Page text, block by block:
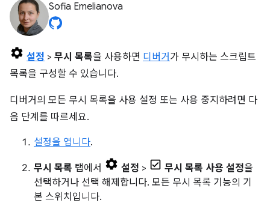
Sofia Emelianova
설정 > 무시 목록을 사용하면 디버거 가 무시하는 스크립트
목록을 구성할 수 있습니다.
디버거의 모든 무시 목록을 사용 설정 또는 사용 중지하려면 다
음 단계를 따르세요.
설정을 엽니다.
무시 목록 탭에서 설정 > 무시 목록 사용 설정을
선택하거나 선택 해제합니다. 모든 무시 목록 기능의 기
본 스위치입니다.